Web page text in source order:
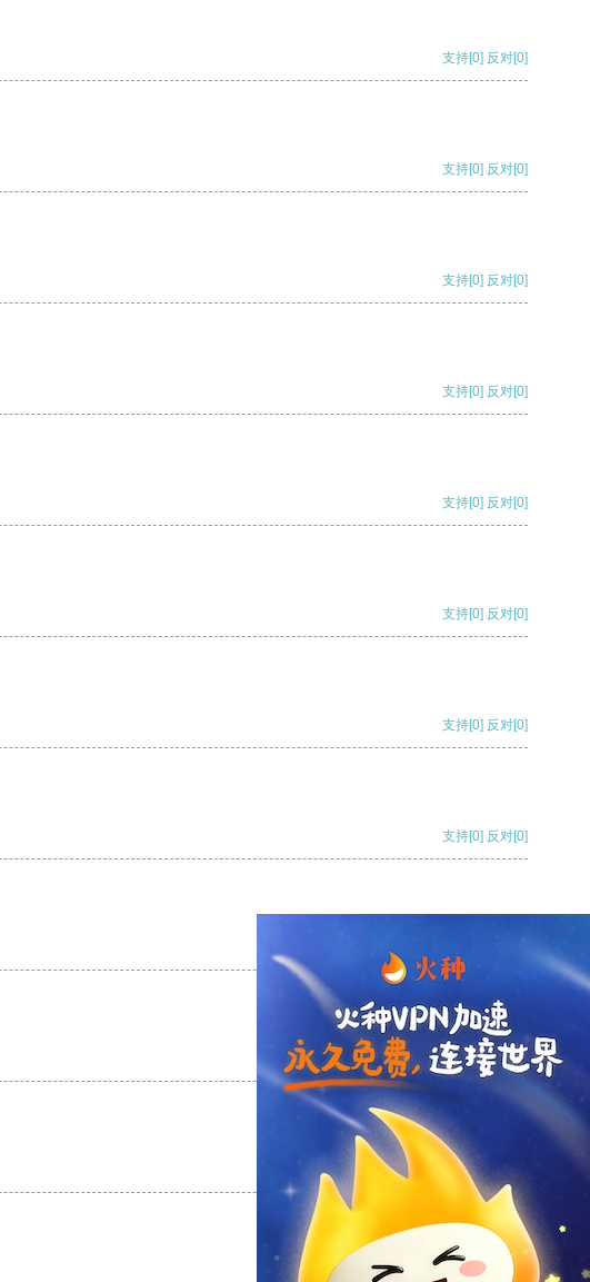
支持[0] 反对[0]
支持[0] 反对[0]
支持[0] 反对[0]
支持[0] 反对[0]
支持[0] 反对[0]
支持[0] 反对[0]
支持[0] 反对[0]
支持[0] 反对[0]
支持 [0] 反对[0]
支持[0] 反对